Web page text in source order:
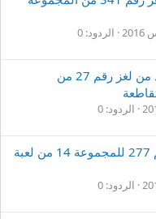
الردود: 0
حل سؤال شجر يسمى بشجر اليهود من لغز رقم 27 من
الردود: 0
اجابة سؤال فروع الشجرة اللغز رقم 277 للمجموعة 14 من لعبة
الردود: 0